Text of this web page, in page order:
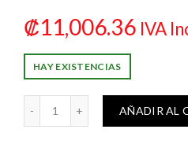
₡11,006.36 IVA
HAY EXISTENCIAS
AÑADIR AL